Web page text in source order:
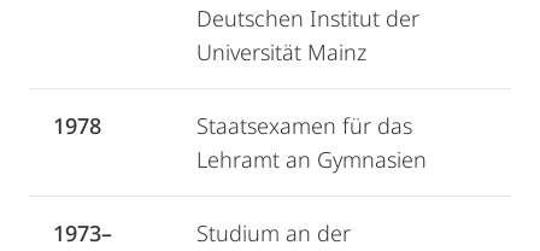
Deutschen Institut der
Universität Mainz
1978
Staatsexamen für das
Lehramt an Gymnasien
1973–
Studium an der